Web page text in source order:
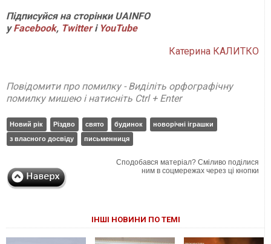
Підписуйся на сторінки UAINFO
уFacebook, Twitter і YouTube
Катерина КАЛИТКО
Повідомити про помилку - Виділіть орфографічну
помилку мишею і натисніть Ctrl + Enter
Новий рік Різдво свято будинок
новорічні іграшки
з власного досвіду
письменниця
Сподобався матеріал? Сміливо поділися
ним в соцмережах через ці кнопки
ІНШІ НОВИНИ ПО ТЕМІ